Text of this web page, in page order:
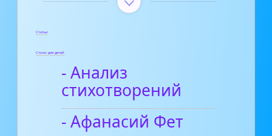
Статьи
Стихи для детей
- Анализ
стихотворений
- Афанасий Фет